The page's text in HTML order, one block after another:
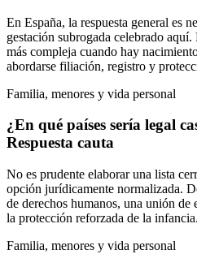
En España, la respuesta general es
gestación subrogada celebrado
más compleja cuando hay
abordarse filiación, registro y
Familia, menores y vida personal
¿En qué países sería legal
Respuesta cauta
No es prudente elaborar una lista
opción jurídicamente normalizada.
de derechos humanos, una unión de
la protección reforzada de la infancia.
Familia, menores y vida personal